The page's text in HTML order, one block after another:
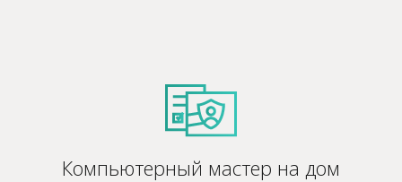
Компьютерный мастер на дом